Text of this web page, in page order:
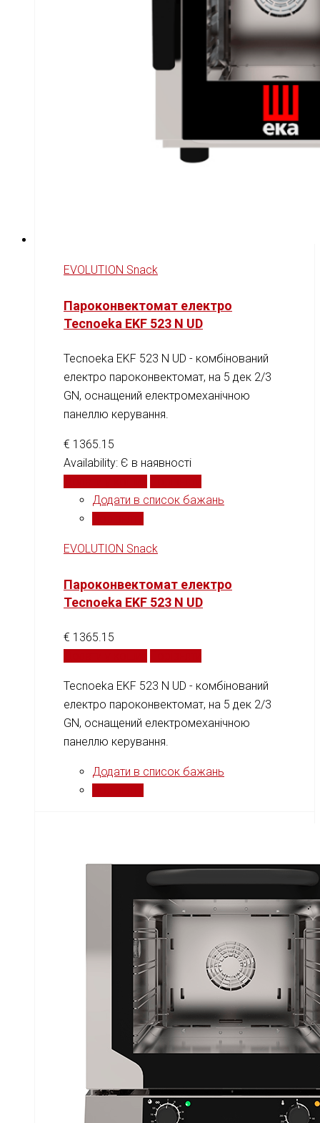
EVOLUTION Snack
Пароконвектомат електро
Tecnoeka EKF 523 N UD
Tecnoeka EKF 523 N UD - комбінований
електро пароконвектомат, на 5 дек 2/3
GN, оснащений електромеханічною
панеллю керування.
€ 1365.15
Availability: Є в наявності
Додати в список бажань
EVOLUTION Snack
Пароконвектомат електро
Tecnoeka EKF 523 N UD
€ 1365.15
Tecnoeka EKF 523 N UD - комбінований
електро пароконвектомат, на 5 дек 2/3
GN, оснащений електромеханічною
панеллю керування.
Додати в список бажань